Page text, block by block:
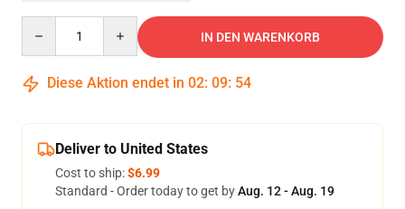
IN DEN WARENKORB
Diese Aktion endet in 02: 09: 54
Deliver to United States
Cost to ship:$6.99
Standard - Order today to get byAug. 12 - Aug. 19